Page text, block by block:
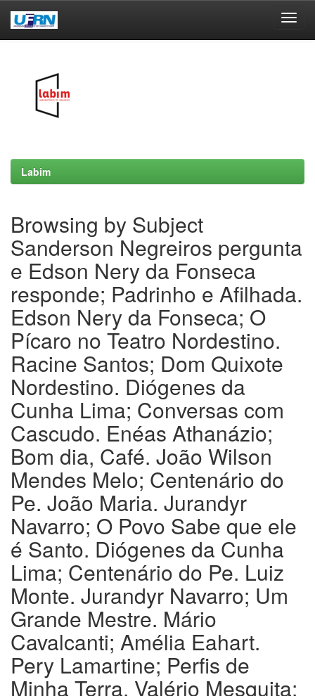
Labim
Browsing by Subject
Sanderson Negreiros pergunta
e Edson Nery da Fonseca
responde; Padrinho e Afilhada.
Edson Nery da Fonseca; O
Pícaro no Teatro Nordestino.
Racine Santos; Dom Quixote
Nordestino. Diógenes da
Cunha Lima; Conversas com
Cascudo. Enéas Athanázio;
Bom dia, Café. João Wilson
Mendes Melo; Centenário do
Pe. João Maria. Jurandyr
Navarro; O Povo Sabe que ele
é Santo. Diógenes da Cunha
Lima; Centenário do Pe. Luiz
Monte. Jurandyr Navarro; Um
Grande Mestre. Mário
Cavalcanti; Amélia Eahart.
Pery Lamartine; Perfis de
Minha Terra. Valério Mesquita;